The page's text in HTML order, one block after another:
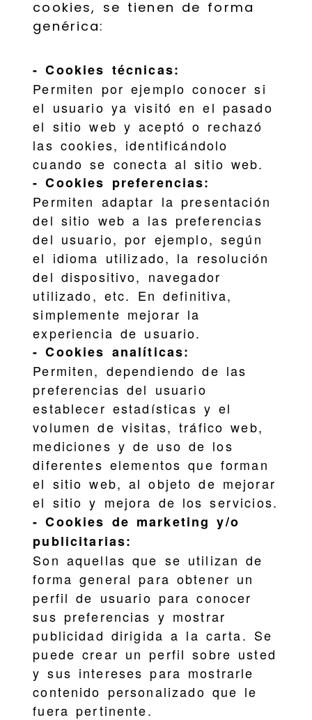
cookies, se tienen de forma
genérica:
- Cookies técnicas:
Permiten por ejemplo conocer si
el usuario ya visitó en el pasado
el sitio web y aceptó o rechazó
las cookies, identificándolo
cuando se conecta al sitio web.
- Cookies preferencias:
Permiten adaptar la presentación
del sitio web a las preferencias
del usuario, por ejemplo, según
el idioma utilizado, la resolución
del dispositivo, navegador
utilizado, etc. En definitiva,
simplemente mejorar la
experiencia de usuario.
- Cookies analíticas:
Permiten, dependiendo de las
preferencias del usuario
establecer estadísticas y el
volumen de visitas, tráfico web,
mediciones y de uso de los
diferentes elementos que forman
el sitio web, al objeto de mejorar
el sitio y mejora de los servicios.
- Cookies de marketing y/o
publicitarias:
Son aquellas que se utilizan de
forma general para obtener un
perfil de usuario para conocer
sus preferencias y mostrar
publicidad dirigida a la carta. Se
puede crear un perfil sobre usted
y sus intereses para mostrarle
contenido personalizado que le
fuera pertinente.